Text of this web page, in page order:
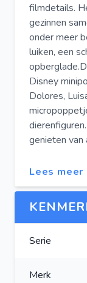
filmdetails.
gezinnen
onder meer
luiken, een
Disney
Dolores,
genieten van
Lees meer
Serie
Merk